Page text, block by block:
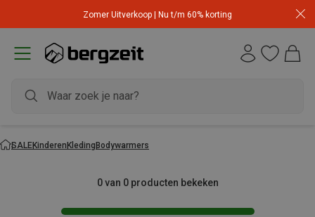
Zomer Uitverkoop | Nu t/m 60% korting
SALEKinderenKledingBodywarmers
0 van 0 producten bekeken